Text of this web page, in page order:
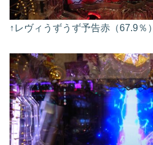
↑レヴィうずうず予告赤（67.9％）